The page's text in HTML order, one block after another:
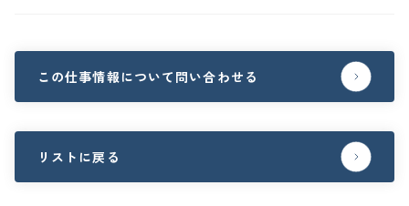
この仕事情報について問い合わせる
リストに戻る